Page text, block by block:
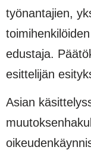
työnantajien,
edustaja.
esittelijän
Asian